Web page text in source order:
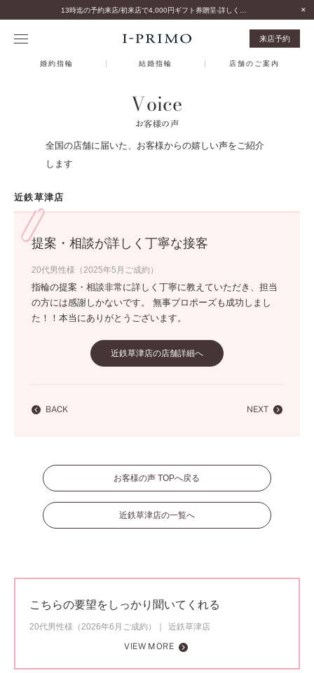
来店予約
婚約指輪 結婚指輪 店舗のご案内
Voice
お客様の声
全国の店舗に届いた、お客様からの嬉しい声をご紹介
します
近鉄草津店
提案・相談が詳しく丁寧な接客
20代男性様（2025年5月ご成約）
指輪の提案・相談非常に詳しく丁寧に教えていただき、担当
の方には感謝しかないです。 無事プロポーズも成功しまし
た！！本当にありがとうございます。
近鉄草津店の店舗詳細へ
BACK NEXT
お客様の声 TOPへ戻る
近鉄草津店の一覧へ
こちらの要望をしっかり聞いてくれる
20代男性様（2026年6月ご成約）
近鉄草津店
VIEW MORE